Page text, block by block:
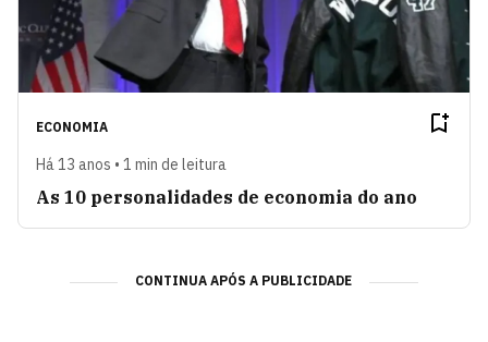
ECONOMIA
Há 13 anos • 1 min de leitura
As 10 personalidades de economia do ano
CONTINUA APÓS A PUBLICIDADE